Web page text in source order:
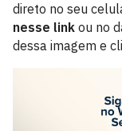
direto no seu
nesse link ou no
dessa imagem e